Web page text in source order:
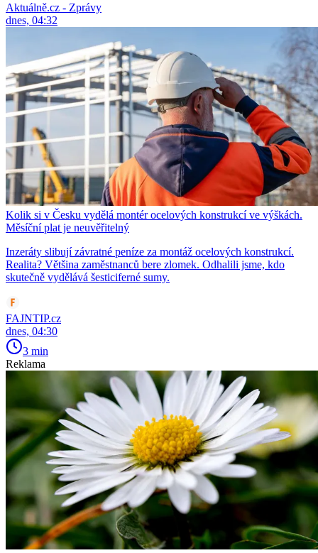
Aktuálně.cz - Zprávy
dnes, 04:32
Kolik si v Česku vydělá montér ocelových konstrukcí ve výškách.
Měsíční plat je neuvěřitelný
Inzeráty slibují závratné peníze za montáž ocelových konstrukcí.
Realita? Většina zaměstnanců bere zlomek. Odhalili jsme, kdo
skutečně vydělává šesticiferné sumy.
FAJNTIP.cz
dnes, 04:30
3 min
Reklama